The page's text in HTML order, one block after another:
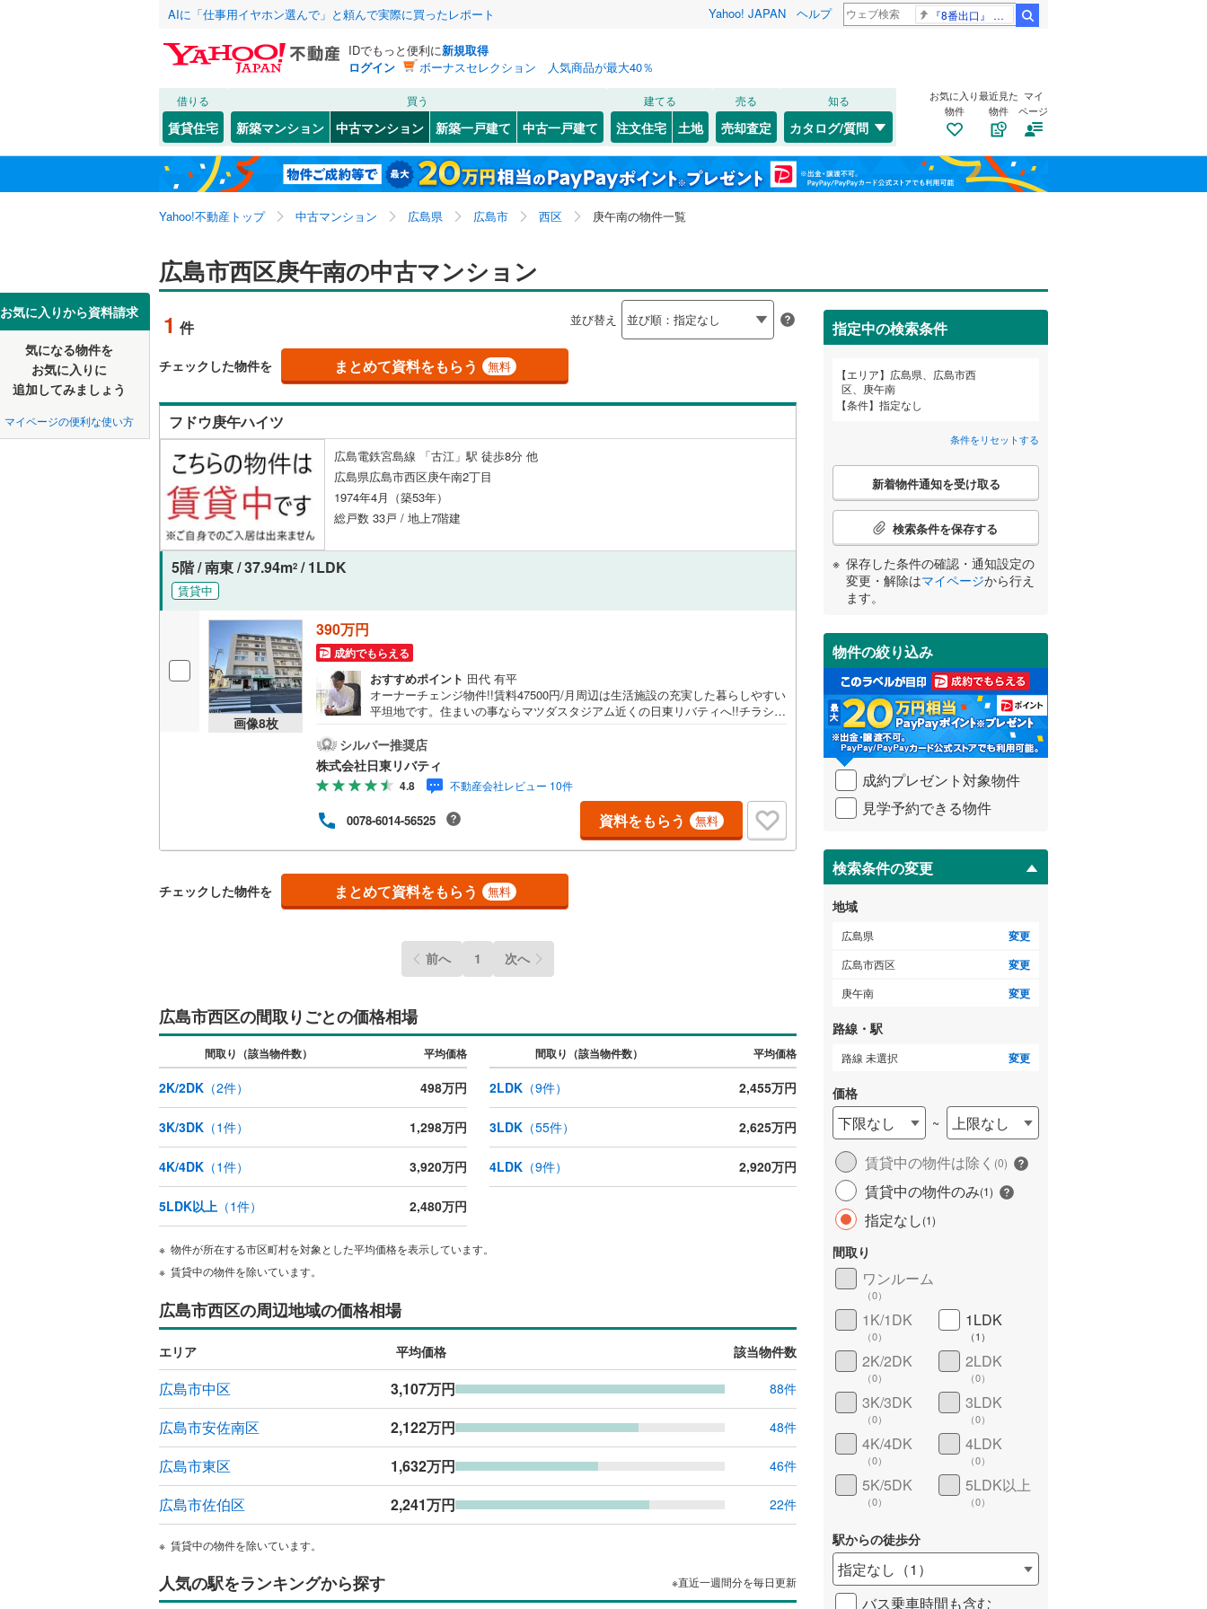
AIに「仕事用イヤホン選んで」と頼んで実際に買ったレポート Yahoo! JAPAN ヘルプ 『8番出口』 金ロー
IDでもっと便利に新規取得
ログイン
ボーナスセレクション 人気商品が最大40％
借りる
賃貸住宅
買う
新築マンション 中古マンション 新築一戸建て 中古一戸建て
建てる
注文住宅 土地
売る
売却査定
知る
カタログ/質問
お気に入り
物件
最近見た
物件
マイ
ページ
Yahoo!不動産トップ 中古マンション 広島県 広島市 西区 庚午南の物件一覧
お気に入りから資料請求
気になる物件を
お気に入りに
追加してみましょう
マイページの便利な使い方
広島市西区庚午南の中古マンション
1 件 並び替え
チェックした物件を まとめて資料をもらう 無料
フドウ庚午ハイツ
広島電鉄宮島線 「古江」駅 徒歩8分 他
広島県広島市西区庚午南2丁目
1974年4月（築53年）
総戸数 33戸 / 地上7階建
5階 / 南東 / 37.94m2 / 1LDK
賃貸中
画像8枚
390万円
成約でもらえる
おすすめポイント 田代 有平
オーナーチェンジ物件!!賃料47500円/月周辺は生活施設の充実した暮らしやすい
平坦地です。住まいの事ならマツダスタジアム近くの日東リバティへ!!チラシや
から呉・東広島まで6000物件の豊富な情報量!!「実際に自分自身が住む家を見
て納得して買いたい」広告では分かり難い物件の長所や短所を現地でご確認で
きます。お気軽にお問い合わせ下さい。TV電話やLINE等でオンライン案内も可
能です。お気軽にお申し付け下さい。「住まいを通じた出逢いを大切に」をモ
ットーに、創業以来多くのお客様に信頼と信用を頂き、広島県下でも有数の不
動産グループへ成長することができました。「人と人、心と心」これからもこ
の精神を大切に、お客様へのサポートをさせて頂きます。株式会社日東リバテ
ィ〒732-0818広島市南区段原日出2丁目2-22-2F
シルバー推奨店
株式会社日東リバティ
4.8 不動産会社レビュー 10件
0078-6014-56525 資料をもらう 無料
チェックした物件を まとめて資料をもらう 無料
前へ 1 次へ
広島市西区の間取りごとの価格相場
間取り（該当物件数） 平均価格 間取り（該当物件数） 平均価格
2K/2DK （2件） 498万円 2LDK（9件） 2,455万円
3K/3DK （1件） 1,298万円 3LDK（55件） 2,625万円
4K/4DK （1件） 3,920万円 4LDK（9件） 2,920万円
5LDK以上 （1件） 2,480万円
物件が所在する市区町村を対象とした平均価格を表示しています。
賃貸中の物件を除いています。
広島市西区の周辺地域の価格相場
エリア 平均価格 該当物件数
広島市中区 3,107万円 88件
広島市安佐南区 2,122万円 48件
広島市東区 1,632万円 46件
広島市佐伯区 2,241万円 22件
賃貸中の物件を除いています。
人気の駅をランキングから探す ※直近一週間分を毎日更新
指定中の検索条件
エリア
広島県、広島市西
区、庚午南
条件
指定なし
条件をリセットする
こ
検
条
件
受
け
取
る
・
条
件
を
イ
ペ
ジ
に
保
存
す
る
新着物件通知を受け取る
検索条件を保存する
保存した条件の確認・通知設定の
変更・解除はマイページから行え
ます。
物件の絞り込み
成約プレゼント対象物件
見学予約できる物件
検索条件の変更
地域
広島県 変更
広島市西区 変更
庚午南 変更
路線・駅
路線 未選択 変更
価格
下限なし ~
上限なし
賃貸中の物件は除く (0)
賃貸中の物件のみ(1)
指定なし(1)
間取り
ワンルーム
（0）
1K/1DK
（0）
1LDK
（1 ）
2K/2DK
（0）
2LDK
（0）
3K/3DK
（0）
3LDK
（0）
4K/4DK
（0）
4LDK
（0）
5K/5DK
（0）
5LDK以上
（0）
駅からの徒歩分
指定なし （1 ）
バス乗車時間も含む
北海道 北海道
東北 青森 岩手 宮城 秋田 山形 福島
関東 東京 神奈川 埼玉 千葉
信越・北陸 新潟 長野 富山
三重
近畿 大阪 兵庫
中国 鳥取 島根 岡山 広島 山口
四国 徳島 香川 愛媛
九州・沖縄 福岡 佐賀 鹿児島 沖縄
該当物件
広島市 中区(96) 東区(49) 南区(49)
西区(82) 安佐南区(48) 安佐北区(20)
安芸区
(12 ) 佐伯区(22)
広島県のそのほ
かの地域
呉市(36)
福山市 府中市(0)
庄原市(0) 大竹市(1)
東広島市(5) 安芸高田市(0)
江田島市(0) 安芸郡府中町(4) 安芸郡海田町(
安芸郡熊野町(1) 安芸郡坂町(1) (0)
山県郡北広島町(0) 世羅郡世羅町(0)
神石郡神石高原町(
該当物件
井口(3) 井口鈴が台(2) 大芝(2)
観音新町(3) 観音本町(4) 観音町(1)
草津梅が台(1) 草津東(1)
己斐東(1)
庚午中(4) 庚午南(1) 新庄町(1)
田方( 7) 天満町(1)
西観音町(1)
古江東町(1)
横川新町(2) 竜王町(1)
井口台( 8)
該当物件
JR 山陽本線（JR西日本）(0) 芸備線(0) 福塩線(0)
呉線(0) 可部線(0) 木次線(0)
山陽新幹線(0 )
広島電鉄横川線(0 )
広島電鉄白島線(0) 広島電鉄宮島線(1) 広島電鉄循環線(0)
該当物件
該当物件
こだわり条件 リフォーム、リノベーション
リノベーション・リフォーム
（0）
築古・築30年以上（1）
共用設備
宅配ボックスあり 0
トランクルーム（0） エレベーター（0） バイク置き場（0）
（0）
オートロック （0） 防犯カメラ（0）
配置、向き、建ち方、日当たり
角住戸（ 0） 2階以上（1）
階下に住戸なし 最上階（0）
構造・規模・施工・品質・工法関連
耐震構造（0 制震構造（0）
大規模（総戸数200以上）
（0 ）
低層マンション（4階建て以
下）（0）
立地
最寄りの駅が始発駅（0） 小学校まで1km以内（0）
共用施設
ゲストルーム（0
設備
0 ）
ＴＶモニタ付インターホン
（0）
間取り、居室全体
バリアフリー住宅（
リビングダイニング15畳以上
浴室乾燥機あり
バルコニー、庭
ルーフバルコニー（0） 専用庭（0） ワイドバルコニー（0 ）
収納
ウォークインクローゼット
即入居可能
該当物件
検索条件を保存しました
この検索条件の新着物件通知は、 マイページから設定できます。
広島県、広島市西区、庚午南
検索条件を保存する
マイページ
お気に入りリストを見る
閉じる
お気に入りリストを見る
閉じる